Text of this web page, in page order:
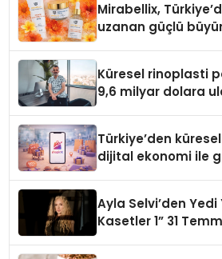
Mirabellix,
uzanan güçlü
Küresel rinoplasti
9,6 milyar dolara
Türkiye’den
dijital ekonomi ile
Ayla Selvi’den Yedi
Kasetler 1” 31